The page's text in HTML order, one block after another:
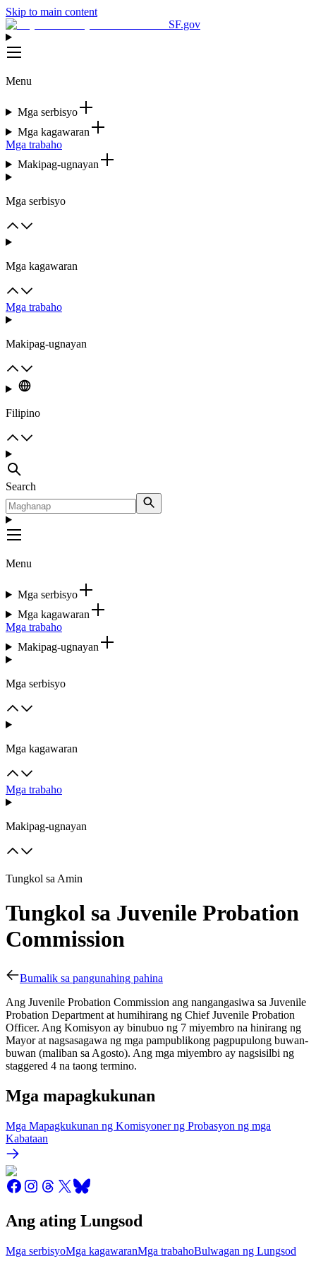
Skip to main content
SF.gov
Menu
Mga serbisyo
Mga kagawaran
Mga trabaho
Makipag-ugnayan
Mga serbisyo
Mga kagawaran
Mga trabaho
Makipag-ugnayan
Filipino
Search
Menu
Mga serbisyo
Mga kagawaran
Mga trabaho
Makipag-ugnayan
Mga serbisyo
Mga kagawaran
Mga trabaho
Makipag-ugnayan
Tungkol sa Amin
Tungkol sa Juvenile Probation
Commission
Bumalik sa pangunahing pahina
Ang Juvenile Probation Commission ang nangangasiwa sa Juvenile
Probation Department at humihirang ng Chief Juvenile Probation
Officer. Ang Komisyon ay binubuo ng 7 miyembro na hinirang ng
Mayor at nagsasagawa ng mga pampublikong pagpupulong buwan-
buwan (maliban sa Agosto). Ang mga miyembro ay nagsisilbi ng
staggered 4 na taong termino.
Mga mapagkukunan
Mga Mapagkukunan ng Komisyoner ng Probasyon ng mga
Kabataan
Ang ating Lungsod
Mga serbisyoMga kagawaranMga trabahoBulwagan ng Lungsod